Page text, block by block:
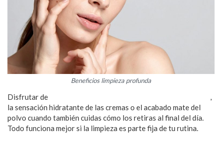
Beneficios limpieza profunda
Disfrutar de
,
la sensación hidratante de las cremas o el acabado mate del
polvo cuando también cuidas cómo los retiras al final del día.
Todo funciona mejor si la limpieza es parte fija de tu rutina.